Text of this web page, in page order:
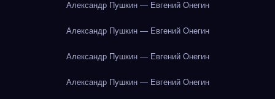
Александр Пушкин — Евгений Онегин
Александр Пушкин — Евгений Онегин
Александр Пушкин — Евгений Онегин
Александр Пушкин — Евгений Онегин